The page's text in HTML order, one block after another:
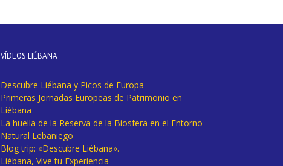
VÍDEOS LIÉBANA
Descubre Liébana y Picos de Europa
Primeras Jornadas Europeas de Patrimonio en
Liébana
La huella de la Reserva de la Biosfera en el Entorno
Natural Lebaniego
Blog trip: «Descubre Liébana».
Liébana, Vive tu Experiencia